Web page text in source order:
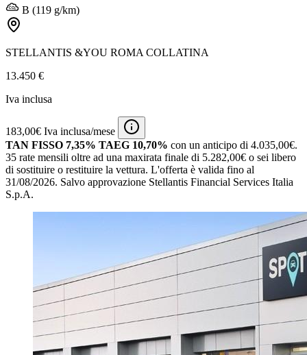
B (119 g/km)
STELLANTIS &YOU ROMA COLLATINA
13.450 €
Iva inclusa
183,00€ Iva inclusa/mese
TAN FISSO 7,35% TAEG 10,70% con un anticipo di 4.035,00€.
35 rate mensili oltre ad una maxirata finale di 5.282,00€ o sei libero
di sostituire o restituire la vettura. L'offerta è valida fino al
31/08/2026. Salvo approvazione Stellantis Financial Services Italia
S.p.A.